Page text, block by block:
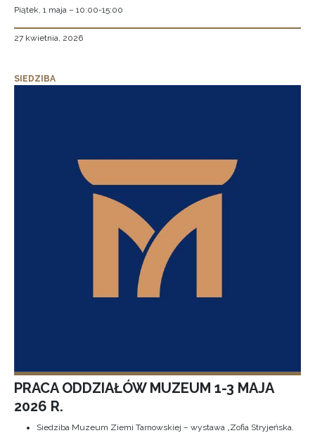
Piątek, 1 maja – 10:00-15:00
27 kwietnia, 2026
SIEDZIBA
PRACA ODDZIAŁÓW MUZEUM 1-3 MAJA
2026 R.
Siedziba Muzeum Ziemi Tarnowskiej – wystawa „Zofia Stryjeńska.